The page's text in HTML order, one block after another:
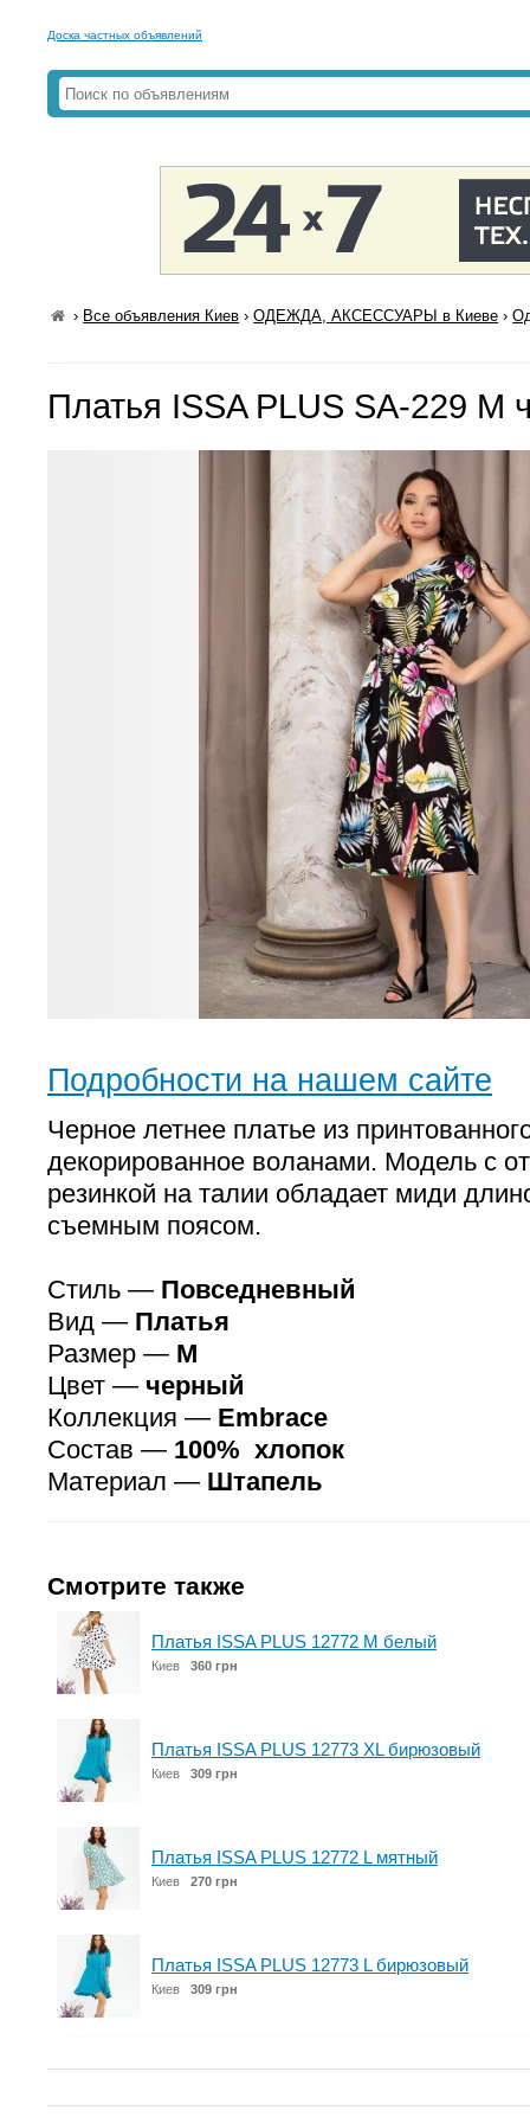
Доска частных объявлений
› Все объявления Киев ›ОДЕЖДА, АКСЕССУАРЫ в Киеве ›
Платья ISSA PLUS SA-229 M
Подробности на нашем сайте
Черное летнее платье из
декорированное воланами. Модель с
резинкой на талии обладает миди
съемным поясом.
Стиль — Повседневный
Вид — Платья
Размер — M
Цвет — черный
Коллекция — Embrace
Состав — 100% хлопок
Материал — Штапель
Смотрите также
Платья ISSA PLUS 12772 M белый
Киев 360 грн
Платья ISSA PLUS 12773 XL бирюзовый
Киев 309 грн
Платья ISSA PLUS 12772 L мятный
Киев 270 грн
Платья ISSA PLUS 12773 L бирюзовый
Киев 309 грн